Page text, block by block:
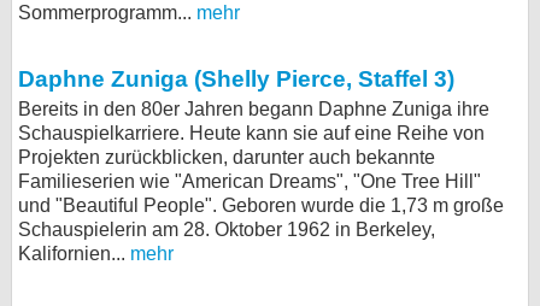
Sommerprogramm... mehr
Daphne Zuniga (Shelly Pierce, Staffel 3)
Bereits in den 80er Jahren begann Daphne Zuniga ihre
Schauspielkarriere. Heute kann sie auf eine Reihe von
Projekten zurückblicken, darunter auch bekannte
Familieserien wie "American Dreams", "One Tree Hill"
und "Beautiful People". Geboren wurde die 1,73 m große
Schauspielerin am 28. Oktober 1962 in Berkeley,
Kalifornien... mehr